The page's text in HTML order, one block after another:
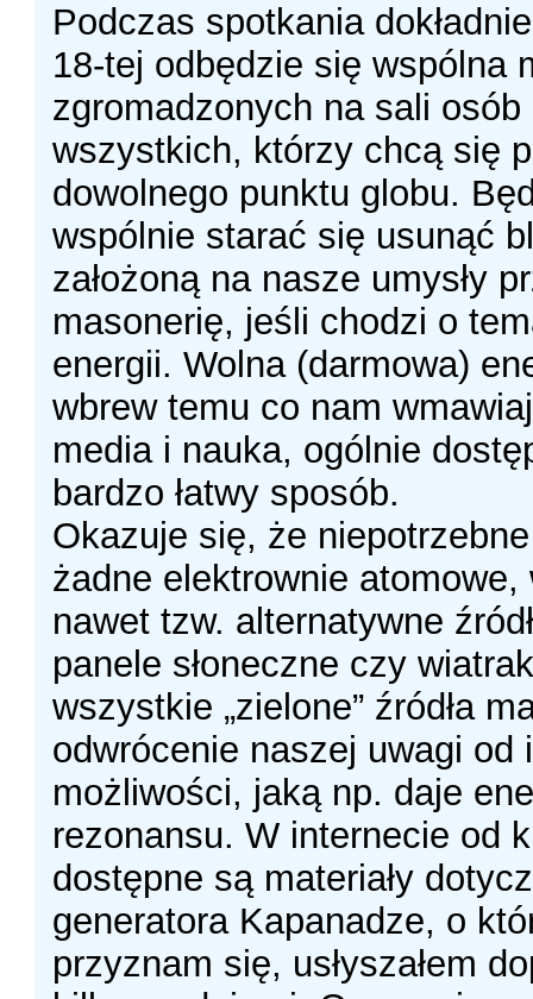
Podczas spotkania
18-tej odbędzie się wspólna
zgromadzonych na sali osób
wszystkich, którzy chcą się
dowolnego punktu globu.
wspólnie starać się usunąć
założoną na nasze umysły
masonerię, jeśli chodzi o
energii. Wolna (darmowa)
wbrew temu co nam
media i nauka, ogólnie
bardzo łatwy sposób.
Okazuje się, że
żadne elektrownie atomowe,
nawet tzw. alternatywne
panele słoneczne czy
wszystkie „zielone” źródła
odwrócenie naszej uwagi od
możliwości, jaką np. daje
rezonansu. W internecie od
dostępne są materiały
generatora Kapanadze, o
przyznam się, usłyszałem